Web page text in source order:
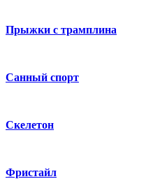
Прыжки с трамплина
Санный спорт
Скелетон
Фристайл